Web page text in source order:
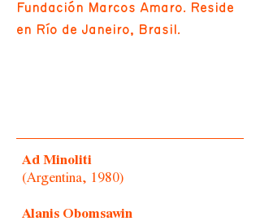
Fundación Marcos Amaro. Reside
en Río de Janeiro, Brasil.
Ad Minoliti
(Argentina, 1980)
Alanis Obomsawin